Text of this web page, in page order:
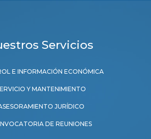
Servicios
E INFORMACIÓN ECONÓMICA
Y MANTENIMIENTO
JURÍDICO
DE REUNIONES